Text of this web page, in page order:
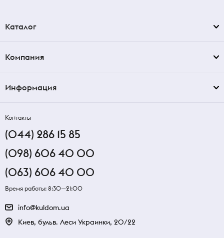
Каталог
Компания
Информация
Контакты
(044) 286 15 85
(098) 606 40 00
(063) 606 40 00
Время работы: 8:30—21:00
info@kuldom.ua
Киев, бульв. Леси Украинки, 20/22